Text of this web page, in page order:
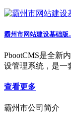
霸州市网站建设基础版
PbootCMS是全新
设管理系统，是一
查看更多
霸州市公司简介